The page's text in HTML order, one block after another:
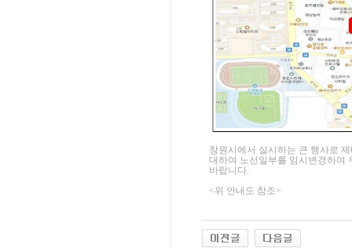
창원시에서 실시하는 큰 행사로
대하여 노선일부를 임시변경하여
바랍니다.
<위 안내도 참조>